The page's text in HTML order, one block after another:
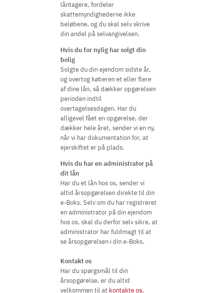
låntagere, fordeler
skattemyndighederne ikke
beløbene, og du skal selv skrive
din andel på selvangivelsen.
Hvis du for nylig har solgt din
bolig
Solgte du din ejendom sidste år,
og overtog køberen et eller flere
af dine lån, så dækker opgørelsen
perioden indtil
overtagelsesdagen. Har du
alligevel fået en opgørelse, der
dækker hele året, sender vi en ny,
når vi har dokumentation for, at
ejerskiftet er på plads.
Hvis du har en administrator på
dit lån
Har du et lån hos os, sender vi
altid årsopgørelsen direkte til din
e-Boks. Selv om du har registreret
en administrator på din ejendom
hos os, skal du derfor selv sikre, at
administrator har fuldmagt til at
se årsopgørelsen i din e-Boks.
Kontakt os
Har du spørgsmål til din
årsopgørelse, er du altid
velkommen til at kontakte os.